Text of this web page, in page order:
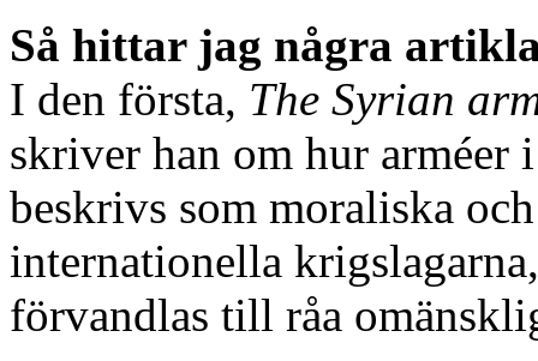
Så hittar jag några
I den första, The Syrian
skriver han om hur arméer
beskrivs som moraliska
internationella
förvandlas till råa